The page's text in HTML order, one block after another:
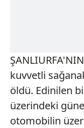
kuvvetli
öldü. Edinilen
üzerindeki
otomobilin